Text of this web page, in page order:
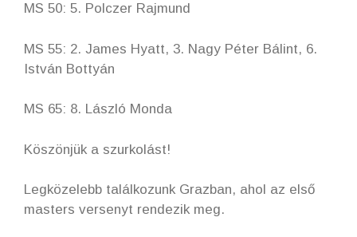
MS 50: 5. Polczer Rajmund
MS 55: 2. James Hyatt, 3. Nagy Péter Bálint, 6.
István Bottyán
MS 65: 8. László Monda
Köszönjük a szurkolást!
Legközelebb találkozunk Grazban, ahol az első
masters versenyt rendezik meg.